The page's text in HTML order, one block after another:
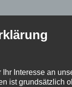
Interesse an
ist grundsätzlich